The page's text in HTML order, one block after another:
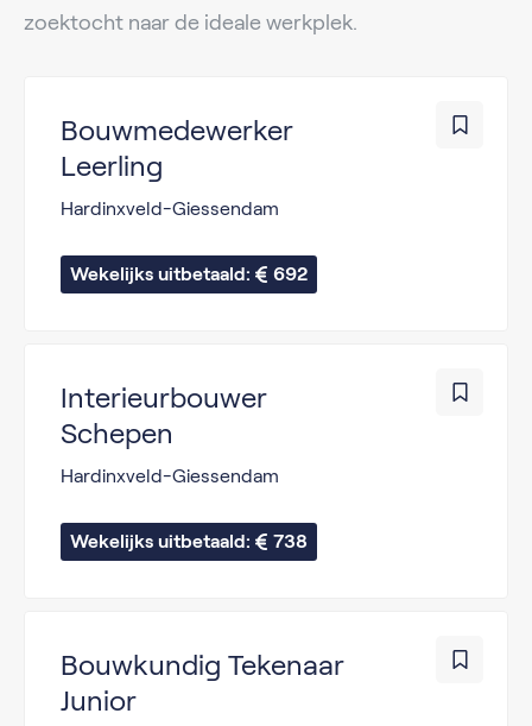
zoektocht naar de ideale werkplek.
Bouwmedewerker
Leerling
Hardinxveld-Giessendam
Wekelijks uitbetaald: 692
Interieurbouwer
Schepen
Hardinxveld-Giessendam
Wekelijks uitbetaald: 738
Bouwkundig Tekenaar
Junior